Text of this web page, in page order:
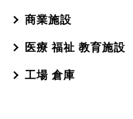
商業施設
医療 福祉 教育施設
工場 倉庫